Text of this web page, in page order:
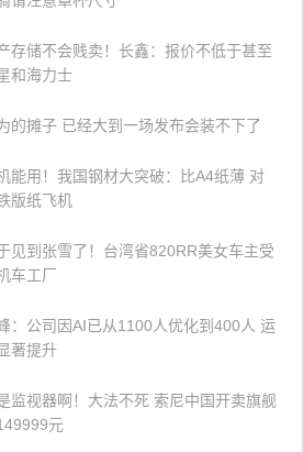
存储不会贱卖！长鑫：报价不低于甚至
和海力士
的摊子 已经大到一场发布会装不下了
能用！我国钢材大突破：比A4纸薄 对
版纸飞机
见到张雪了！台湾省820RR美女车主受
车工厂
：公司因AI已从1100人优化到400人 运
著提升
监视器啊！大法不死 索尼中国开卖旗舰
元